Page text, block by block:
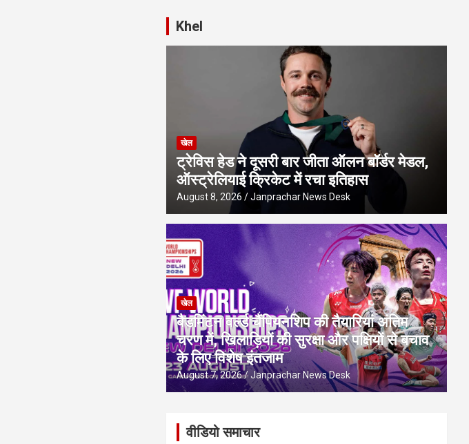
Khel
खेल
ट्रेविस हेड ने दूसरी बार जीता ऑलन बॉर्डर मेडल,
ऑस्ट्रेलियाई क्रिकेट में रचा इतिहास
August 8, 2026 Janprachar News Desk
खेल
बैडमिंटन वर्ल्ड चैंपियनशिप की तैयारियां अंतिम
चरण में, खिलाड़ियों की सुरक्षा और पक्षियों से बचाव
के लिए विशेष इंतजाम
August 7, 2026 Janprachar News Desk
वीडियो समाचार